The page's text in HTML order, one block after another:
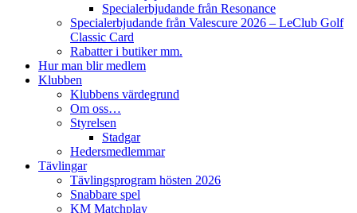
Specialerbjudande från Resonance
Specialerbjudande från Valescure 2026 – LeClub Golf
Classic Card
Rabatter i butiker mm.
Hur man blir medlem
Klubben
Klubbens värdegrund
Om oss…
Styrelsen
Stadgar
Hedersmedlemmar
Tävlingar
Tävlingsprogram hösten 2026
Snabbare spel
KM Matchplay